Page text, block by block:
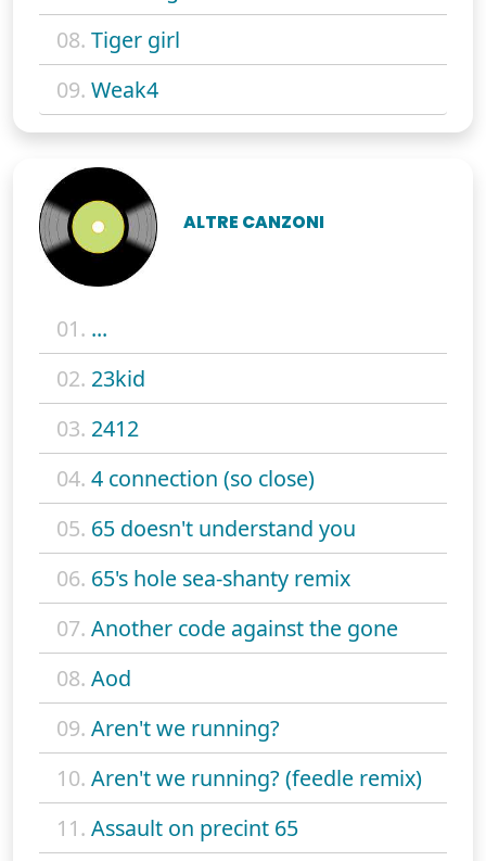
08. Tiger girl
09. Weak4
ALTRE CANZONI
01. ...
02. 23kid
03. 2412
04. 4 connection (so close)
05. 65 doesn't understand you
06. 65's hole sea-shanty remix
07. Another code against the gone
08. Aod
09. Aren't we running?
10. Aren't we running? (feedle remix)
11. Assault on precint 65